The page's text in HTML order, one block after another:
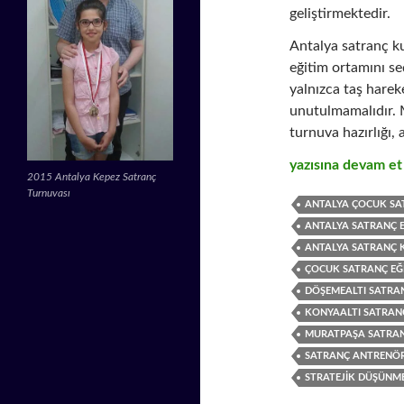
geliştirmektedir.
Antalya satranç
eğitim ortamını
yalnızca taş
turnuva
Antalya Satranç
yazısına devam et
ANTALYA ÇOCUK
ANTALYA SATRANÇ
ANTALYA SATRANÇ
ÇOCUK SATRANÇ
DÖŞEMEALTI
KONYAALTI
MURATPAŞA
SATRANÇ
STRATEJIK
2015 Antalya Kepez Satranç
Turnuvası